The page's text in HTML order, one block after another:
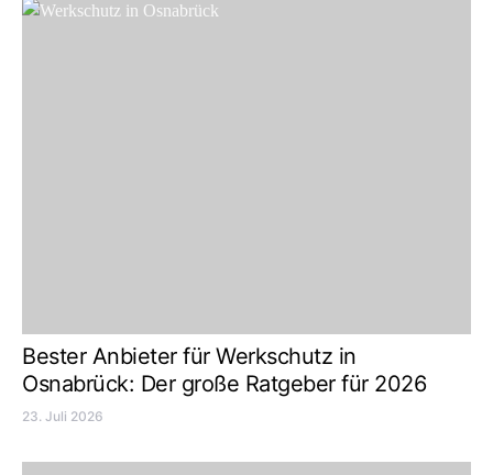
Bester Anbieter für Werkschutz in
Osnabrück: Der große Ratgeber für 2026
23. Juli 2026